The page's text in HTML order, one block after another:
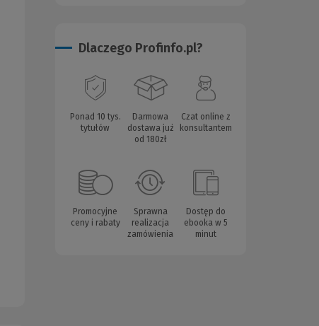
Dlaczego Profinfo.pl?
Ponad 10 tys.
tytułów
Darmowa
dostawa już
od 180zł
Czat online z
konsultantem
Promocyjne
ceny i rabaty
Sprawna
realizacja
zamówienia
Dostęp do
ebooka w 5
minut